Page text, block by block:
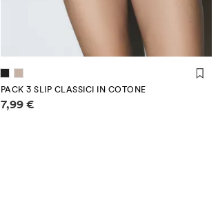
PACK 3 SLIP CLASSICI IN COTONE
Informazioni sui prezzi
7,99 €